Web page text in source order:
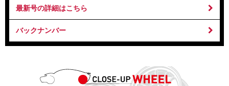
最新号の詳細はこちら
バックナンバー